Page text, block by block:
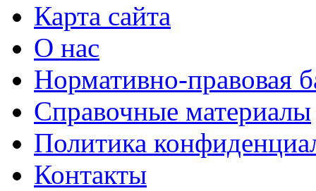
Карта сайта
О нас
Нормативно-правовая
Справочные материалы
Политика
Контакты